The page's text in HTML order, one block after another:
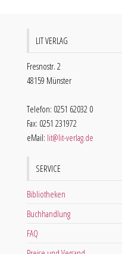
LIT VERLAG
Fresnostr. 2
48159 Münster
Telefon: 0251 62032 0
Fax: 0251 231972
eMail: lit@lit-verlag.de
SERVICE
Bibliotheken
Buchhandlung
FAQ